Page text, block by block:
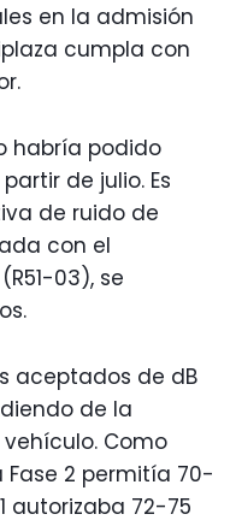
en la admisión
cumpla con
habría podido
de julio. Es
de ruido de
con el
03), se
aceptados de dB
de la
Como
2 permitía 70-
autorizaba 72-75